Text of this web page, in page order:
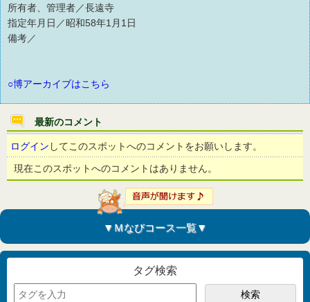
所有者、管理者／長遠寺
指定年月日／昭和58年1月1日
備考／
○博アーカイブはこちら
最新のコメント
ログイン してこのスポットへのコメントをお願いします。
現在このスポットへのコメントはありません。
▼Ｍなびコース一覧▼
タグ検索